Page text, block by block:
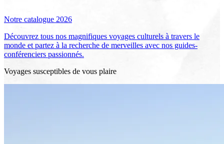
Notre catalogue 2026
Découvrez tous nos magnifiques voyages culturels à travers le
monde et partez à la recherche de merveilles avec nos guides-
conférenciers passionnés.
Voyages susceptibles de vous plaire